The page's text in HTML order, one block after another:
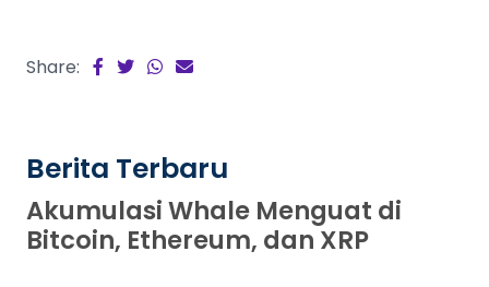
Share:
Berita Terbaru
Akumulasi Whale Menguat di
Bitcoin, Ethereum, dan XRP